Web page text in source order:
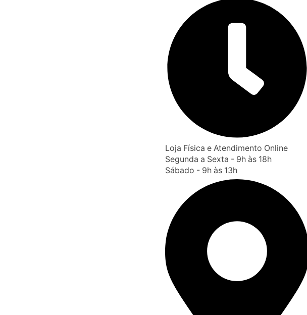
Loja Física e Atendimento Online
Segunda a Sexta - 9h às 18h
Sábado - 9h às 13h